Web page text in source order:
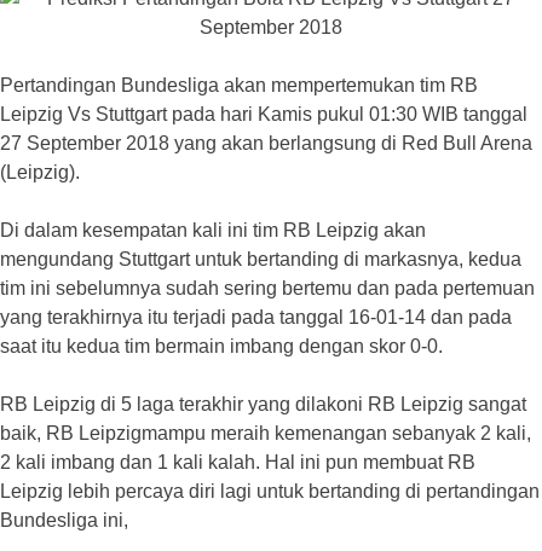
Pertandingan Bundesliga akan mempertemukan tim RB
Leipzig Vs Stuttgart pada hari Kamis pukul 01:30 WIB tanggal
27 September 2018 yang akan berlangsung di Red Bull Arena
(Leipzig).
Di dalam kesempatan kali ini tim RB Leipzig akan
mengundang Stuttgart untuk bertanding di markasnya, kedua
tim ini sebelumnya sudah sering bertemu dan pada pertemuan
yang terakhirnya itu terjadi pada tanggal 16-01-14 dan pada
saat itu kedua tim bermain imbang dengan skor 0-0.
RB Leipzig di 5 laga terakhir yang dilakoni RB Leipzig sangat
baik, RB Leipzigmampu meraih kemenangan sebanyak 2 kali,
2 kali imbang dan 1 kali kalah. Hal ini pun membuat RB
Leipzig lebih percaya diri lagi untuk bertanding di pertandingan
Bundesliga ini,